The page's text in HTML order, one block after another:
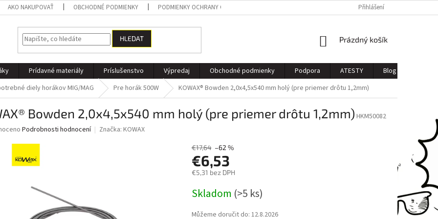
AKO NAKUPOVAŤ OBCHODNÉ PODMIENKY PODMIENKY OCHRANY OSOBNÝCH ÚDAJOV Přihlášení
HLEDAT
NÁKUPNÍ
Prázdný košík
Prídavné materiály Príslušenstvo Výpredaj Obchodné podmienky Podpora ATESTY Blog
diely horákov MIG/MAG Pre horák 500W KOWAX® Bowden 2,0x4,5x540 mm holý (pre priemer drôtu 1,2mm)
Bowden 2,0x4,5x540 mm holý (pre priemer drôtu 1,2mm) HKM50082
Podrobnosti hodnocení Značka: KOWAX
€17,64 –62 %
€6,53
€5,31 bez DPH
cena:
Skladom (>5 ks)
Můžeme doručit do: 12.8.2026